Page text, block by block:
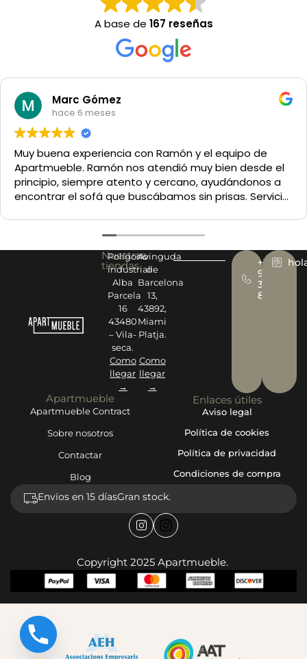
A base de 167 reseñas
Marc Gómez
hace 6 meses
Muy buena experiencia con Ramón y el equipo de
Apartmueble. Ramón nos atendió muy bien desde el
principio, siempre atento y cercano, ayudándonos a
encontrar el sofá que buscábamos sin prisas. Servicio
Nuestras
tiendas
Polígono
industrial
Alba
Parcela
16
43480
– Vila-
seca.
Como
llegar
→
Avinguda
de
Barcelona
13,
43892,
Miami
Platja.
Como
llegar
→
+34
977
393
878
Apartmueble
Apartmueble Contract
Sobre nosotros
Contactar
Blog
Enlaces útiles
Aviso legal
Política de cookies
Política de privacidad
Condiciones de compra
Envíos en 15 díasGran stock.
Copyright 2025 Apartmueble.